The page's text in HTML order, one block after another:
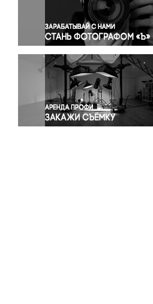
Правосудие
Происшествия и конфликты
Религия
Светская жизнь
Спорт
Экология
Экономика и бизнес